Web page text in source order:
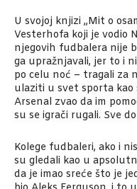
U svojoj knjizi „Mit o
Vesterhofa koji je vodio
njegovih fudbalera nije
ga upražnjavali, jer to i
po celu noć – tragali za
ulaziti u svet sporta kao
Arsenal zvao da im
su se igrači rugali. Sve
Kolege fudbaleri, ako i
su gledali kao u
da je imao sreće što je